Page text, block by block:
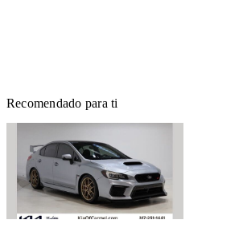
Recomendado para ti